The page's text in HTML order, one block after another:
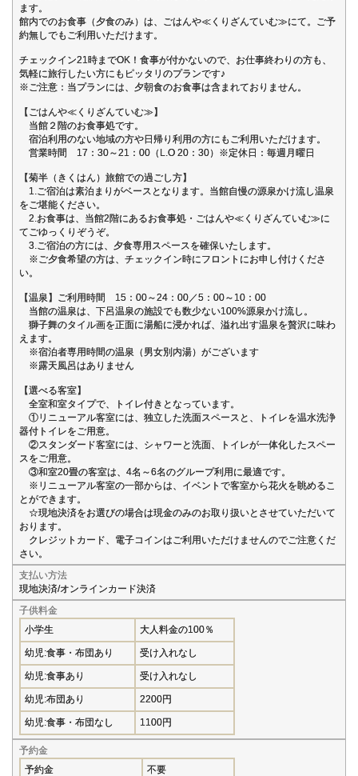
ます。
館内でのお食事（夕食のみ）は、ごはんや≪くりざんていむ≫にて。ご予
約無しでもご利用いただけます。
チェックイン21時までOK！食事が付かないので、お仕事終わりの方も、
気軽に旅行したい方にもピッタリのプランです♪
※ご注意：当プランには、夕朝食のお食事は含まれておりません。
【ごはんや≪くりざんていむ≫】
当館２階のお食事処です。
宿泊利用のない地域の方や日帰り利用の方にもご利用いただけます。
営業時間 17：30～21：00（L.O 20：30）※定休日：毎週月曜日
【菊半（きくはん）旅館での過ごし方】
1.ご宿泊は素泊まりがベースとなります。当館自慢の源泉かけ流し温泉
をご堪能ください。
2.お食事は、当館2階にあるお食事処・ごはんや≪くりざんていむ≫に
てごゆっくりぞうぞ。
3.ご宿泊の方には、夕食専用スペースを確保いたします。
※ご夕食希望の方は、チェックイン時にフロントにお申し付けくださ
い。
【温泉】ご利用時間 15：00～24：00／5：00～10：00
当館の温泉は、下呂温泉の施設でも数少ない100%源泉かけ流し。
獅子舞のタイル画を正面に湯船に浸かれば、溢れ出す温泉を贅沢に味わ
えます。
※宿泊者専用時間の温泉（男女別内湯）がございます
※露天風呂はありません
【選べる客室】
全室和室タイプで、トイレ付きとなっています。
①リニューアル客室には、独立した洗面スペースと、トイレを温水洗浄
器付トイレをご用意。
②スタンダード客室には、シャワーと洗面、トイレが一体化したスペー
スをご用意。
③和室20畳の客室は、4名～6名のグループ利用に最適です。
※リニューアル客室の一部からは、イベントで客室から花火を眺めるこ
とができます。
☆現地決済をお選びの場合は現金のみのお取り扱いとさせていただいて
おります。
クレジットカード、電子コインはご利用いただけませんのでご注意くだ
さい。
支払い方法
現地決済/オンラインカード決済
子供料金
小学生
大人料金の100％
幼児:食事・布団あり 受け入れなし
幼児:食事あり 受け入れなし
幼児:布団あり 2200円
幼児:食事・布団なし 1100円
予約金
予約金
不要